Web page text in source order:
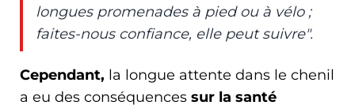
longues promenades à pied ou à vélo ;
faites-nous confiance, elle peut suivre".
Cependant, la longue attente dans le chenil
a eu des conséquences sur la santé